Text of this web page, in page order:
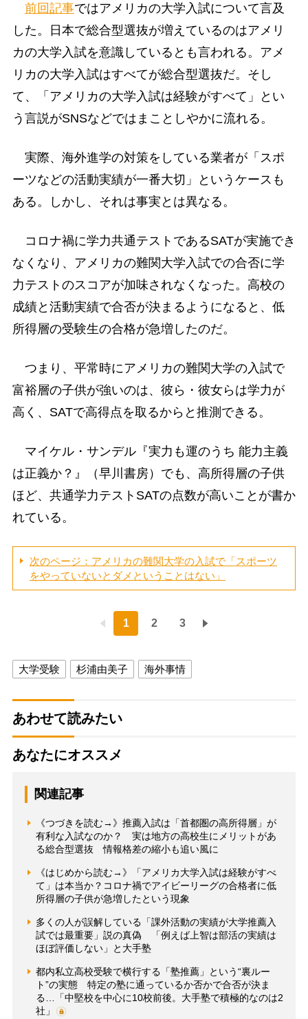
前回記事ではアメリカの大学入試について言及
した。日本で総合型選抜が増えているのはアメリ
カの大学入試を意識しているとも言われる。アメ
リカの大学入試はすべてが総合型選抜だ。そし
て、「アメリカの大学入試は経験がすべて」とい
う言説がSNSなどではまことしやかに流れる。
実際、海外進学の対策をしている業者が「スポ
ーツなどの活動実績が一番大切」というケースも
ある。しかし、それは事実とは異なる。
コロナ禍に学力共通テストであるSATが実施でき
なくなり、アメリカの難関大学入試での合否に学
力テストのスコアが加味されなくなった。高校の
成績と活動実績で合否が決まるようになると、低
所得層の受験生の合格が急増したのだ。
つまり、平常時にアメリカの難関大学の入試で
富裕層の子供が強いのは、彼ら・彼女らは学力が
高く、SATで高得点を取るからと推測できる。
マイケル・サンデル『実力も運のうち 能力主義
は正義か？』（早川書房）でも、高所得層の子供
ほど、共通学力テストSATの点数が高いことが書か
れている。
次のページ：アメリカの難関大学の入試で「スポーツ
をやっていないとダメということはない」
1 2 3
大学受験 杉浦由美子 海外事情
あわせて読みたい
あなたにオススメ
関連記事
《つづきを読む→》推薦入試は「首都圏の高所得層」が
有利な入試なのか？ 実は地方の高校生にメリットがあ
る総合型選抜 情報格差の縮小も追い風に
《はじめから読む→》「アメリカ大学入試は経験がすべ
て」は本当か？コロナ禍でアイビーリーグの合格者に低
所得層の子供が急増したという現象
多くの人が誤解している「課外活動の実績が大学推薦入
試では最重要」説の真偽 「例えば上智は部活の実績は
ほぼ評価しない」と大手塾
都内私立高校受験で横行する「塾推薦」という“裏ルー
ト”の実態 特定の塾に通っているか否かで合否が決ま
る…「中堅校を中心に10校前後。大手塾で積極的なのは2
社」